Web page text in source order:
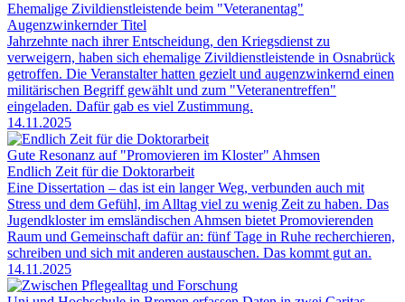
Ehemalige Zivildienstleistende beim "Veteranentag"
Augenzwinkernder Titel
Jahrzehnte nach ihrer Entscheidung, den Kriegsdienst zu
verweigern, haben sich ehemalige Zivildienstleistende in Osnabrück
getroffen. Die Veranstalter hatten gezielt und augenzwinkernd einen
militärischen Begriff gewählt und zum "Veteranentreffen"
eingeladen. Dafür gab es viel Zustimmung.
14.11.2025
Gute Resonanz auf "Promovieren im Kloster" Ahmsen
Endlich Zeit für die Doktorarbeit
Eine Dissertation – das ist ein langer Weg, verbunden auch mit
Stress und dem Gefühl, im Alltag viel zu wenig Zeit zu haben. Das
Jugendkloster im emsländischen Ahmsen bietet Promovierenden
Raum und Gemeinschaft dafür an: fünf Tage in Ruhe recherchieren,
schreiben und sich mit anderen austauschen. Das kommt gut an.
14.11.2025